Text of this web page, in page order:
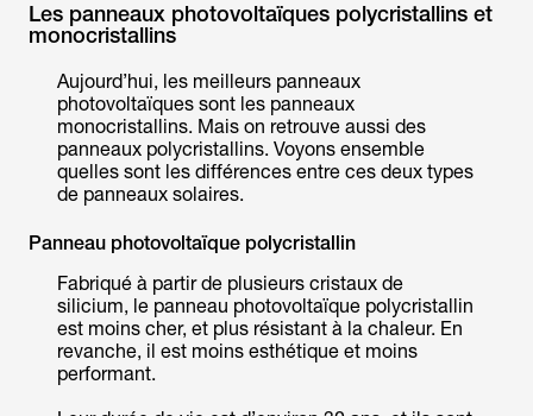
Les panneaux photovoltaïques polycristallins et
monocristallins
Aujourd’hui, les meilleurs panneaux
photovoltaïques sont les panneaux
monocristallins. Mais on retrouve aussi des
panneaux polycristallins. Voyons ensemble
quelles sont les différences entre ces deux types
de panneaux solaires.
Panneau photovoltaïque polycristallin
Fabriqué à partir de plusieurs cristaux de
silicium, le panneau photovoltaïque polycristallin
est moins cher, et plus résistant à la chaleur. En
revanche, il est moins esthétique et moins
performant.